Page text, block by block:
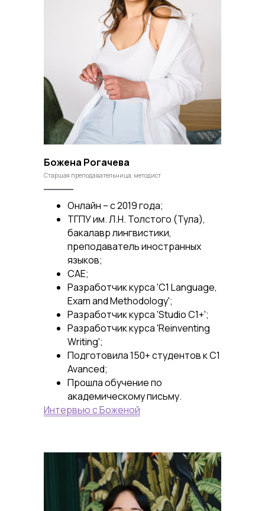
Божена Рогачева
Старшая преподавательница, методист
Онлайн – с 2019 года;
ТГПУ им. Л.Н. Толстого (Тула),
бакалавр лингвистики,
преподаватель иностранных
языков;
CAE;
Разработчик курса 'C1 Language,
Exam and Methodology';
Разработчик курса 'Studio C1+';
Разработчик курса 'Reinventing
Writing';
Подготовила 150+ студентов к С1
Avanced;
Прошла обучение по
академическому письму.
Интервью с Боженой